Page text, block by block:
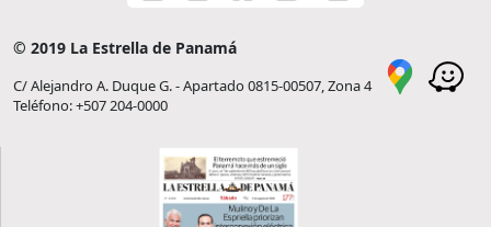
© 2019 La Estrella de Panamá
C/ Alejandro A. Duque G. - Apartado 0815-00507, Zona 4
Teléfono: +507 204-0000